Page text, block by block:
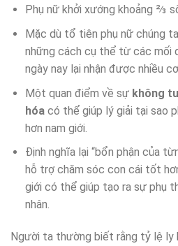
Phụ nữ khởi xướng khoảng ⅔
Mặc dù tổ tiên phụ nữ chúng
những cách cụ thể từ các mối
ngày nay lại nhận được nhiều
Một quan điểm về sự không
hóacó thể giúp lý giải tại sao
hơn nam giới.
Định nghĩa lại “bổn phận của
hỗ trợ chăm sóc con cái tốt
giới có thể giúp tạo ra sự phụ
nhân.
Người ta thường biết rằng tỷ lệ ly